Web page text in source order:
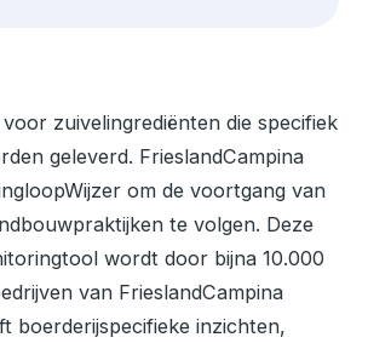
zuivelingrediënten die specifiek
geleverd. FrieslandCampina
om de voortgang van
te volgen. Deze
wordt door bijna 10.000
van FrieslandCampina
boerderijspecifieke inzichten,